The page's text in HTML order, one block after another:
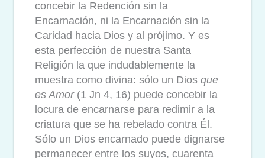
concebir la Redención sin la
Encarnación, ni la Encarnación sin la
Caridad hacia Dios y al prójimo. Y es
esta perfección de nuestra Santa
Religión la que indudablemente la
muestra como divina: sólo un Dios que
es Amor(1 Jn 4, 16) puede concebir la
locura de encarnarse para redimir a la
criatura que se ha rebelado contra Él.
Sólo un Dios encarnado puede dignarse
permanecer entre los suyos, cuarenta